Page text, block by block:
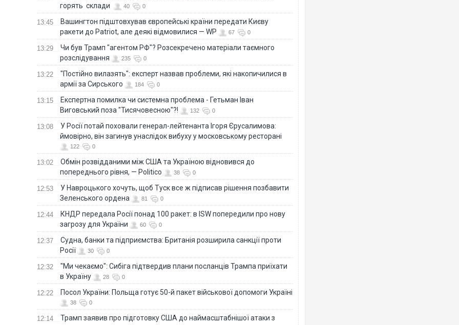
горять склади
40 0
13:45
Вашингтон підштовхував європейські країни передати Києву
ракети до Patriot, але деякі відмовилися — WP
67 0
13:29
Чи був Трамп "агентом РФ"? Розсекречено матеріали таємного
розслідування
235 0
13:22
"Постійно вилазять": експерт назвав проблеми, які накопичилися в
армії за Сирського
184 0
13:15
Eкспертна помилка чи системна проблема - Гетьман Іван
Виговський поза "Тисячовесною"?!
132 0
13:08
У Росії потай поховали генерал-лейтенанта Ігоря Єрусалимова:
ймовірно, він загинув унаслідок вибуху у московському ресторані
122 0
13:02
Обмін розвідданими між США та Україною відновився до
попереднього рівня, — Politico
38 0
12:53
У Навроцького хочуть, щоб Туск все ж підписав рішення позбавити
Зеленського ордена
81 0
12:44
КНДР передала Росії понад 100 ракет: в ISW попередили про нову
загрозу для України
60 0
12:37
Судна, банки та підприємства: Британія розширила санкції проти
Росії
30 0
12:32
"Ми чекаємо": Сибіга підтвердив плани посланців Трампа приїхати
в Україну
28 0
12:22 Посол України: Польща готує 50-й пакет військової допомоги Україні
38 0
12:14
Трамп заявив про підготовку США до наймасштабнішої атаки з